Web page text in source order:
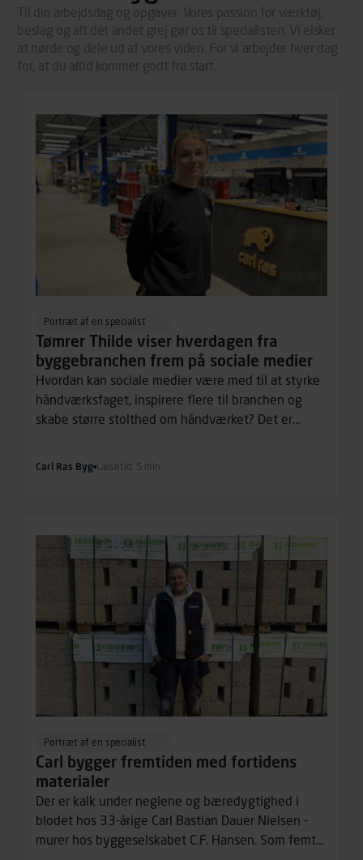
personoplysninger om dit foretrukne sprog, og den region,
du befinder dig i. Markedsføringscookies Carl Ras
Gruppen anvender markedsføringscookies med det
formål at spore besøgende på vores hjemmeside og apps
der personoplysninger om brugen af vores platforme
(hjemmeside og app), herunder færden på siderne,
tidspunkt, hvad der klikkes på, sider/indhold der besøges,
browsertype, søgeord, IP-adresse, informationer om
enhedstype (computer, smartphone mv.) samt de
features, der anvendes. Vi henviser endvidere til
vores persondatapolitik, der indeholder yderligere
information om behandling af personoplysninger.
Til din arbejdsdag og opgaver. Vores passion for værktøj,
beslag og alt det andet grej gør os til specialisten. Vi elsker
at nørde og dele ud af vores viden. For vi arbejder hver dag
for, at du altid kommer godt fra start.
Portræt af en specialist
Tømrer Thilde viser hverdagen fra
byggebranchen frem på sociale medier
Hvordan kan sociale medier være med til at styrke
håndværksfaget, inspirere flere til branchen og
skabe større stolthed om håndværket? Det er
om. Hver dag giver hun tusindvis af mennesker et
Carl Ras Byg Læsetid: 5 min.
Portræt af en specialist
Carl bygger fremtiden med fortidens
materialer
Der er kalk under neglene og bæredygtighed i
blodet hos 33-årige Carl Bastian Dauer Nielsen -
murer hos byggeselskabet C.F. Hansen. Som femte